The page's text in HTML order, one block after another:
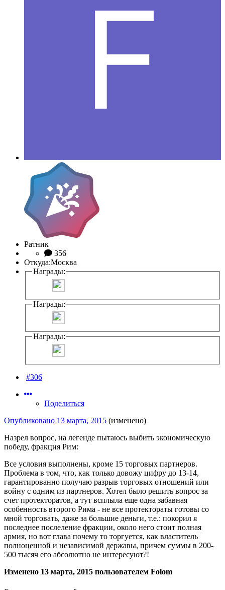
Ратник
356
Откуда:Москва
Награды:
Награды:
Награды:
#306
Поделиться
Опубликовано 13 марта, 2015 (изменено)
Назрел вопрос, на легенде пытаюсь выбить экономическую
победу, фракция Рим:
Все условия выполнены, кроме 15 торговых партнеров.
Проблема в том, что, как только довожу цифру до 13-14,
гарантированно получаю разрыв торговых отношений или
войну с одним из партнеров. Хотел было решить вопрос за
счет протекторатов, а тут всплыла еще одна забавная
особенность второго Рима - не все протектораты готовы со
мной торговать, даже за большие деньги, т.е.: покорил я
последнее послеление фракции, около него стоит полная
армия, но вот глава почему то торгуется, как властитель
полноценной и независимой державы, причем суммы в 200-
500 тысяч его абсолютно не интересуют?!
Изменено 13 марта, 2015 пользователем Folom